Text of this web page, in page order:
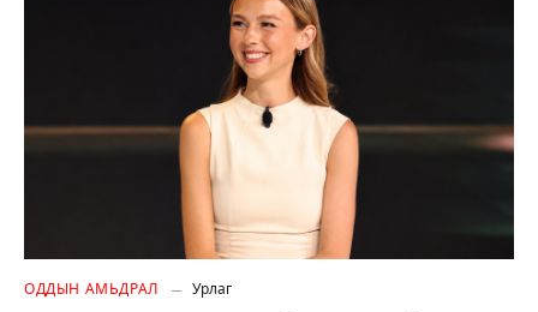
ОДДЫН АМЬДРАЛ Урлаг